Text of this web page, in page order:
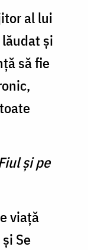
al lui
şi
să fie
şi pe
viaţă
Se